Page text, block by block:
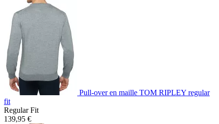
Pull-over en maille TOM RIPLEY regular
fit
Regular Fit
139,95 €